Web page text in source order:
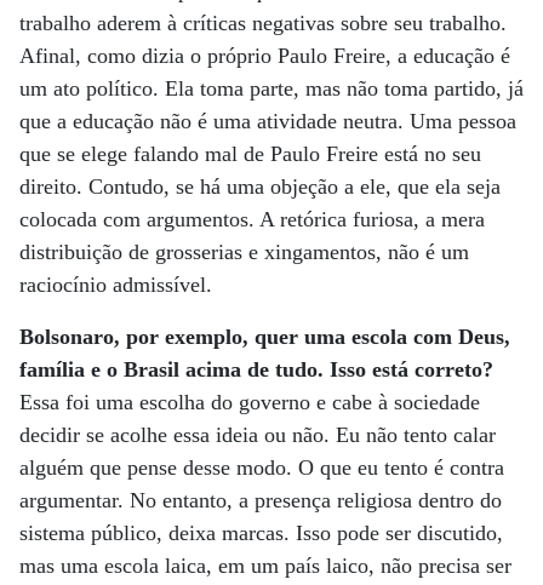
trabalho aderem à críticas negativas sobre seu trabalho.
Afinal, como dizia o próprio Paulo Freire, a educação é
um ato político. Ela toma parte, mas não toma partido, já
que a educação não é uma atividade neutra. Uma pessoa
que se elege falando mal de Paulo Freire está no seu
direito. Contudo, se há uma objeção a ele, que ela seja
colocada com argumentos. A retórica furiosa, a mera
distribuição de grosserias e xingamentos, não é um
raciocínio admissível.
Bolsonaro, por exemplo, quer uma escola com Deus,
família e o Brasil acima de tudo. Isso está correto?
Essa foi uma escolha do governo e cabe à sociedade
decidir se acolhe essa ideia ou não. Eu não tento calar
alguém que pense desse modo. O que eu tento é contra
argumentar. No entanto, a presença religiosa dentro do
sistema público, deixa marcas. Isso pode ser discutido,
mas uma escola laica, em um país laico, não precisa ser